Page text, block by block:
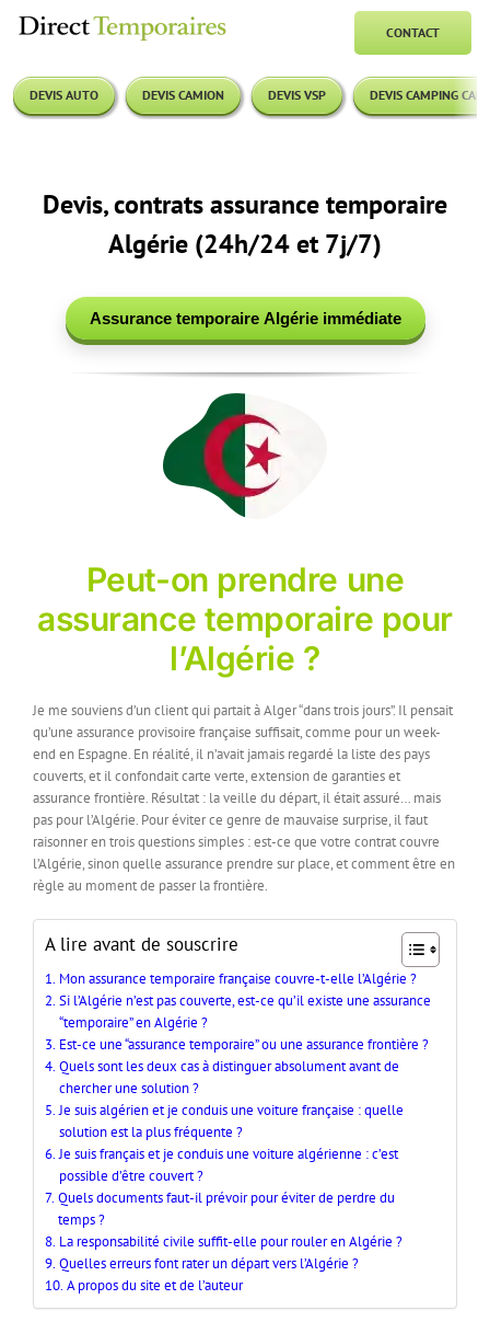
CONTACT
DEVIS AUTO DEVIS CAMION DEVIS VSP DEVIS CAMPING CAR
Devis, contrats assurance temporaire
Algérie (24h/24 et 7j/7)
Assurance temporaire Algérie immédiate
Peut-on prendre une
assurance temporaire pour
l’Algérie ?
Je me souviens d’un client qui partait à Alger “dans trois jours”. Il pensait
qu’une assurance provisoire française suffisait, comme pour un week-
end en Espagne. En réalité, il n’avait jamais regardé la liste des pays
couverts, et il confondait carte verte, extension de garanties et
assurance frontière. Résultat : la veille du départ, il était assuré… mais
pas pour l’Algérie. Pour éviter ce genre de mauvaise surprise, il faut
raisonner en trois questions simples : est-ce que votre contrat couvre
l’Algérie, sinon quelle assurance prendre sur place, et comment être en
règle au moment de passer la frontière.
A lire avant de souscrire
Mon assurance temporaire française couvre-t-elle l’Algérie ?
Si l’Algérie n’est pas couverte, est-ce qu’il existe une assurance
“temporaire” en Algérie ?
Est-ce une “assurance temporaire” ou une assurance frontière ?
Quels sont les deux cas à distinguer absolument avant de
chercher une solution ?
Je suis algérien et je conduis une voiture française : quelle
solution est la plus fréquente ?
Je suis français et je conduis une voiture algérienne : c’est
possible d’être couvert ?
Quels documents faut-il prévoir pour éviter de perdre du
temps ?
La responsabilité civile suffit-elle pour rouler en Algérie ?
Quelles erreurs font rater un départ vers l’Algérie ?
A propos du site et de l’auteur